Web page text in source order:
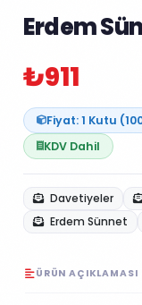
Erdem
₺911
Fiyat: 1 Kutu
KDV Dahil
Davetiyeler
Erdem Sünnet
ÜRÜN AÇIKLAMASI